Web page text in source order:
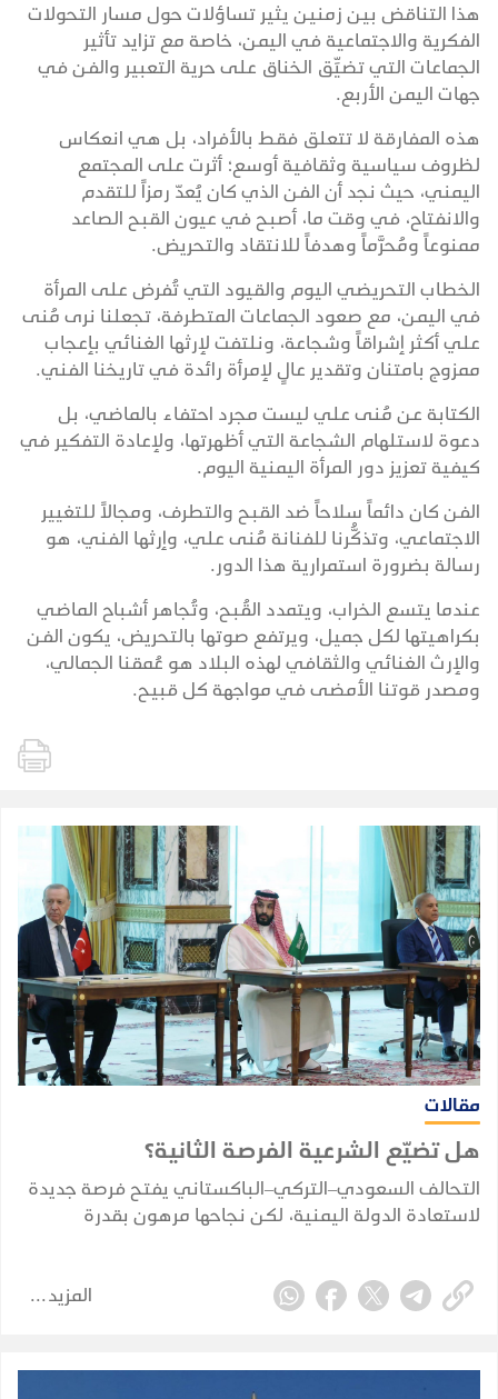
هذا التناقض بين زمنين يثير تساؤلات حول مسار التحولات
الفكرية والاجتماعية في اليمن، خاصة مع تزايد تأثير
الجماعات التي تضيِّق الخناق على حرية التعبير والفن في
جهات اليمن الأربع.
هذه المفارقة لا تتعلق فقط بالأفراد، بل هي انعكاس
لظروف سياسية وثقافية أوسع؛ أثرت على المجتمع
اليمني، حيث نجد أن الفن الذي كان يُعدّ رمزاً للتقدم
والانفتاح، في وقت ما، أصبح في عيون القبح الصاعد
ممنوعاً ومُحرَّماً وهدفاً للانتقاد والتحريض.
الخطاب التحريضي اليوم والقيود التي تُفرض على المرأة
في اليمن، مع صعود الجماعات المتطرفة، تجعلنا نرى مُنى
علي أكثر إشراقاً وشجاعة، ونلتفت لإرثها الغنائي بإعجاب
ممزوج بامتنان وتقدير عالٍ لإمرأة رائدة في تاريخنا الفني.
الكتابة عن مُنى علي ليست مجرد احتفاء بالماضي، بل
دعوة لاستلهام الشجاعة التي أظهرتها، ولإعادة التفكير في
كيفية تعزيز دور المرأة اليمنية اليوم.
الفن كان دائماً سلاحاً ضد القبح والتطرف، ومجالاً للتغيير
الاجتماعي، وتذكُّرنا للفنانة مُنى علي، وإرثها الفني، هو
رسالة بضرورة استمرارية هذا الدور.
عندما يتسع الخراب، ويتمدد القُبح، وتُجاهر أشباح الماضي
بكراهيتها لكل جميل، ويرتفع صوتها بالتحريض، يكون الفن
والإرث الغنائي والثقافي لهذه البلاد هو عُمقنا الجمالي،
ومصدر قوتنا الأمضى في مواجهة كل قبيح.
مقالات
هل تضيّع الشرعية الفرصة الثانية؟
التحالف السعودي–التركي–الباكستاني يفتح فرصة جديدة
لاستعادة الدولة اليمنية، لكن نجاحها مرهون بقدرة
المزيد